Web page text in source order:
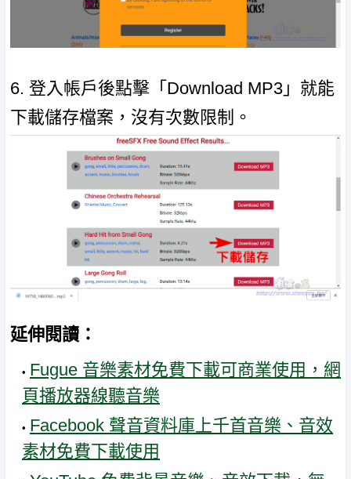
6. 登入帳戶後點擊「Download MP3」就能
下載儲存檔案，沒有次數限制。
延伸閱讀：
Fugue 音樂素材免費下載可商業使用，網
頁播放器線聽音樂
Facebook 聲音資料庫上千首音樂、音效
素材免費下載使用